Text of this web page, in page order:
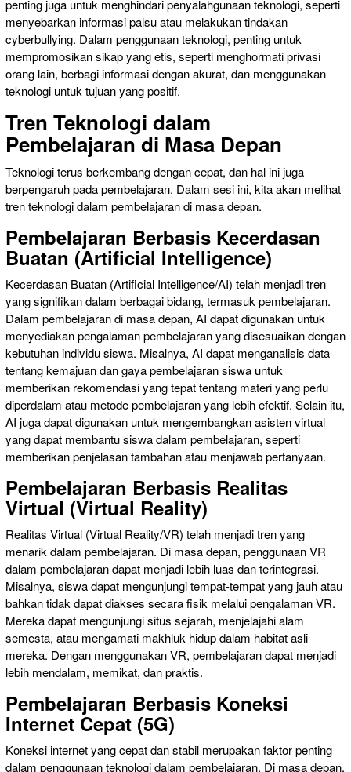
penting juga untuk menghindari penyalahgunaan teknologi, seperti
menyebarkan informasi palsu atau melakukan tindakan
cyberbullying. Dalam penggunaan teknologi, penting untuk
mempromosikan sikap yang etis, seperti menghormati privasi
orang lain, berbagi informasi dengan akurat, dan menggunakan
teknologi untuk tujuan yang positif.
Tren Teknologi dalam
Pembelajaran di Masa Depan
Teknologi terus berkembang dengan cepat, dan hal ini juga
berpengaruh pada pembelajaran. Dalam sesi ini, kita akan melihat
tren teknologi dalam pembelajaran di masa depan.
Pembelajaran Berbasis Kecerdasan
Buatan (Artificial Intelligence)
Kecerdasan Buatan (Artificial Intelligence/AI) telah menjadi tren
yang signifikan dalam berbagai bidang, termasuk pembelajaran.
Dalam pembelajaran di masa depan, AI dapat digunakan untuk
menyediakan pengalaman pembelajaran yang disesuaikan dengan
kebutuhan individu siswa. Misalnya, AI dapat menganalisis data
tentang kemajuan dan gaya pembelajaran siswa untuk
memberikan rekomendasi yang tepat tentang materi yang perlu
diperdalam atau metode pembelajaran yang lebih efektif. Selain itu,
AI juga dapat digunakan untuk mengembangkan asisten virtual
yang dapat membantu siswa dalam pembelajaran, seperti
memberikan penjelasan tambahan atau menjawab pertanyaan.
Pembelajaran Berbasis Realitas
Virtual (Virtual Reality)
Realitas Virtual (Virtual Reality/VR) telah menjadi tren yang
menarik dalam pembelajaran. Di masa depan, penggunaan VR
dalam pembelajaran dapat menjadi lebih luas dan terintegrasi.
Misalnya, siswa dapat mengunjungi tempat-tempat yang jauh atau
bahkan tidak dapat diakses secara fisik melalui pengalaman VR.
Mereka dapat mengunjungi situs sejarah, menjelajahi alam
semesta, atau mengamati makhluk hidup dalam habitat asli
mereka. Dengan menggunakan VR, pembelajaran dapat menjadi
lebih mendalam, memikat, dan praktis.
Pembelajaran Berbasis Koneksi
Internet Cepat (5G)
Koneksi internet yang cepat dan stabil merupakan faktor penting
dalam penggunaan teknologi dalam pembelajaran. Di masa depan,